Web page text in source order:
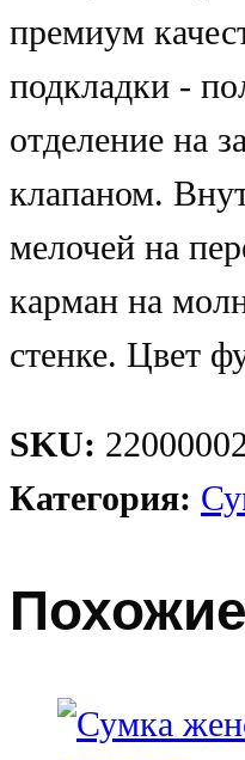
премиум
подкладки -
отделение на
клапаном.
мелочей на
карман на
стенке. Цвет
SKU:
Категория: